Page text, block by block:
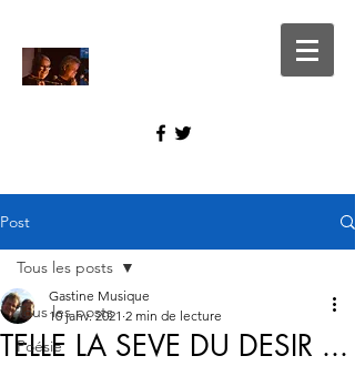
Post
Tous les posts
Poésie
Tous les posts
TELLE LA SEVE DU DESIR ...
Gastine Musique
10 janv. 2021 2 min de lecture